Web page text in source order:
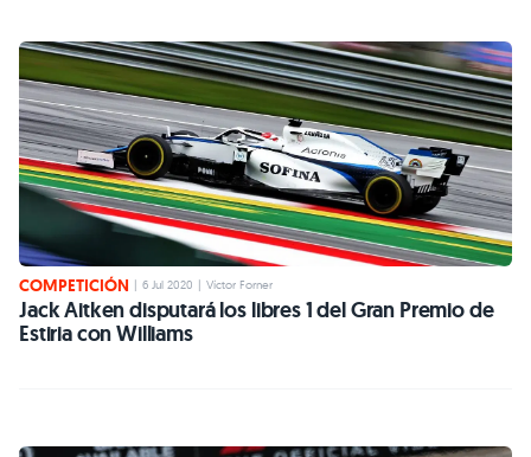
COMPETICIÓN 6 Jul 2020 Víctor Forner
Jack Aitken disputará los libres 1 del Gran Premio de
Estiria con Williams